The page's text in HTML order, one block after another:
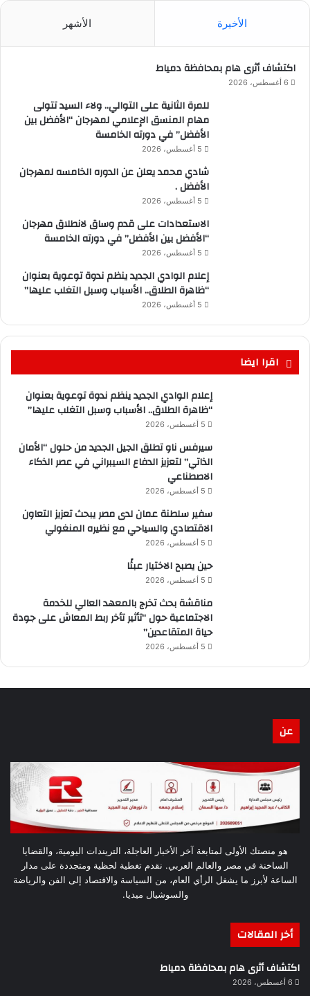
الأخيرة الأشهر
اكتشاف أثرى هام بمحافظة دمياط
6 أغسطس، 2026
للمرة الثانية على التوالي.. ولاء السيد تتولى
مهام المنسق الإعلامي لمهرجان “الأفضل بين
الأفضل” في دورته الخامسة
5 أغسطس، 2026
شادي محمد يعلن عن الدوره الخامسه لمهرجان
الأفضل .
5 أغسطس، 2026
الاستعدادات على قدم وساق لانطلاق مهرجان
“الأفضل بين الأفضل” في دورته الخامسة
5 أغسطس، 2026
إعلام الوادي الجديد ينظم ندوة توعوية بعنوان
“ظاهرة الطلاق.. الأسباب وسبل التغلب عليها”
5 أغسطس، 2026
اقرا ايضا
إعلام الوادي الجديد ينظم ندوة توعوية بعنوان
“ظاهرة الطلاق.. الأسباب وسبل التغلب عليها”
5 أغسطس، 2026
سيرفس ناو تطلق الجيل الجديد من حلول “الأمان
الذاتي” لتعزيز الدفاع السيبراني في عصر الذكاء
الاصطناعي
5 أغسطس، 2026
سفير سلطنة عمان لدى مصر يبحث تعزيز التعاون
الاقتصادي والسياحي مع نظيره المنغولي
5 أغسطس، 2026
حين يصبح الاختيار عبئًا
5 أغسطس، 2026
مناقشة بحث تخرج بالمعهد العالي للخدمة
الاجتماعية حول “تأثير تأخر ربط المعاش على جودة
حياة المتقاعدين”
5 أغسطس، 2026
عن
هو منصتك الأولى لمتابعة آخر الأخبار العاجلة، التريندات اليومية، والقضايا
الساخنة في مصر والعالم العربي. نقدم تغطية لحظية ومتجددة على مدار
الساعة لأبرز ما يشغل الرأي العام، من السياسة والاقتصاد إلى الفن والرياضة
والسوشيال ميديا.
أخر المقالات
اكتشاف أثرى هام بمحافظة دمياط
6 أغسطس، 2026